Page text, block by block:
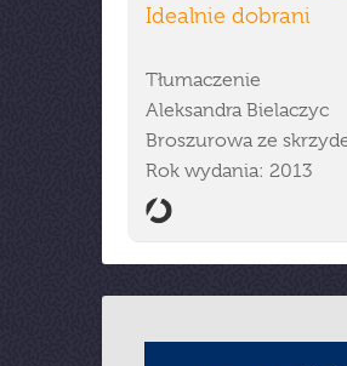
Idealnie dobrani
Tłumaczenie
Aleksandra Bielaczyc
Broszurowa ze
Rok wydania: 2013